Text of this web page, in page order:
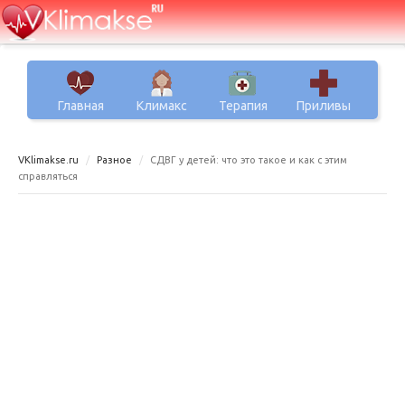
Главная Климакс Терапия Приливы
VKlimakse.ru Разное
СДВГ у детей: что это такое и как с этим
справляться